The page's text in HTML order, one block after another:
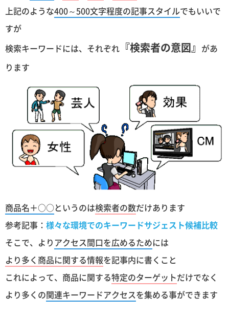
上記のような400～500文字程度の記事スタイルでもいいで
すが
検索キーワードには、それぞれ 『検索者の意図』 があ
ります
商品名＋○○というのは検索者の数だけあります
参考記事： 様々な環境でのキーワードサジェスト候補比較
そこで、より アクセス間口を広めるためには
より多く商品に関する情報を記事内に書くこと
これによって、商品に関する特定のターゲットだけでなく
より多くの関連キーワードアクセスを集める事ができます